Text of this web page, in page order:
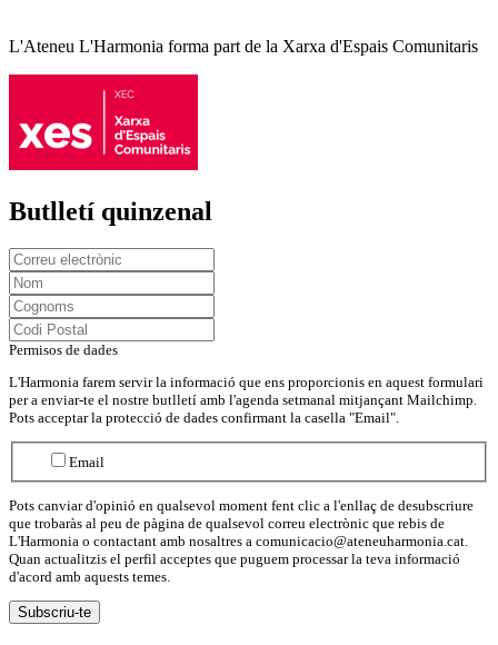
L'Ateneu L'Harmonia forma part de la Xarxa d'Espais Comunitaris
Butlletí quinzenal
Permisos de dades
L'Harmonia farem servir la informació que ens proporcionis en aquest formulari
per a enviar-te el nostre butlletí amb l'agenda setmanal mitjançant Mailchimp.
Pots acceptar la protecció de dades confirmant la casella "Email".
Email
Pots canviar d'opinió en qualsevol moment fent clic a l'enllaç de desubscriure
que trobaràs al peu de pàgina de qualsevol correu electrònic que rebis de
L'Harmonia o contactant amb nosaltres a comunicacio@ateneuharmonia.cat.
Quan actualitzis el perfil acceptes que puguem processar la teva informació
d'acord amb aquests temes.